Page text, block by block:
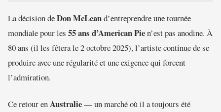
La décision deDon McLeand’entreprendre une tournée
mondiale pour les 55 ans d’American Pien’est pas anodine. À
80 ans (il les fêtera le 2 octobre 2025), l’artiste continue de se
produire avec une régularité et une exigence qui forcent
l’admiration.
Ce retour enAustralie— un marché où il a toujours été